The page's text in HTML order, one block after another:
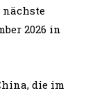
nächste
2026 in
die im